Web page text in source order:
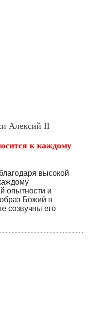
Алексий II
к каждому
высокой
опытности и
Божий в
созвучны его